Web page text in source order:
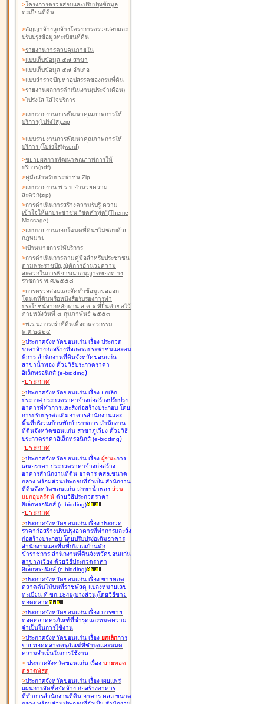
>โครงการตรวจสอบและปรับปรุงข้อมูล
ทะเบียนที่ดิน
>สัญญาจ้างลูกจ้างโครงการตรวจสอบและ
ปรับปรุงข้อมูลทะเบียนที่ดิน
>รายงานการควบคุมภายใน
>แบบเก็บข้อมูล ๕๗ สาขา
>แบบเก็บข้อมูล ๕๗ อำเภอ
>แบบสำรวจปัญหาอุปสรรคของกรมที่ดิน
>รายงานผลการดำเนินงาน(ประจำเดือน)
>โปร่งใส ใส่ใจบริการ
>แบบรายงานการพัฒนาคุณภาพการให้
บริการ(โปร่งใส).zip
>แบบรายงานการพัฒนาคุณภาพการให้
บริการ (โปร่งใส)(word)
>ขยายผลการพัฒนาคุณภาพการให้
บริการ(pdf)
>คู่มือสำหรับประชาชน Zip
>แบบรายงาน พ.ร.บ.อำนวยความ
สะดวก(zip)
>การดำเนินการสร้างความรับรู้ ความ
เข้าใจให้แก่ประชาชน "ชุดคำพูด"(Theme
Massage)
>แบบรายงานออกโฉนดที่ดินฯไม่ชอบด้วย
กฎหมาย
>เป้าหมายการให้บริการ
>การดำเนินการตามคู่มือสำหรับประชาชน
ตามพระราชบัญญัติการอำนวยความ
สะดวกในการพิจารณาอนุญาตของท าง
ราชการ พ.ศ.๒๕๕๘
>การตรวจสอบและจัดทำข้อมูลขอออก
โฉนดที่ดินหรือหนังสือรับรองการทำ
ประโยชน์จากหลักฐาน ส.ค.๑ ที่ยื่นคำขอไว้
ภายหลังวันที่ ๘ กุมภาพันธ์ ๒๕๕๓
>พ.ร.บ.การเช่าที่ดินเพื่อเกษตรกรรม
พ.ศ.๒๕๒๔
>ประกาศจังหวัดขอนแก่น เรื่อง ประกวด
ราคาจ้างก่อสร้างที่จอดรถประชาชนและคน
พิการ สำนักงานที่ดินจังหวัดขอนแก่น
สาขาน้ำพอง ด้วยวิธีประกวดราคา
อิเล็กทรอนิกส์ (e-bidding)
-ประกาศ
>ประกาศจังหวัดขอนแก่น เรื่อง ยกเลิก
ประกาศ ประกวดราคาจ้างก่อสร้างปรับปรุง
อาคารที่ทำการและสิ่งก่อสร้างประกอบ โดย
การปรับปรุงต่อเติมอาคารสำนักงานและ
พื้นที่บริเวณบ้านพักข้าราชการ สำนักงาน
ที่ดินจังหวัดขอนแก่น สาขาภูเวียง ด้วยวิธี
ประกวดราคาอิเล็กทรอนิกส์ (e-bidding)
-ประกาศ
>ประกาศจังหวัดขอนแก่น เรื่อง ผู้ชนะการ
เสนอราคา ประกวดราคาจ้างก่อสร้าง
อาคารสำนักงานที่ดิน อาคาร คสล.ขนาด
กลาง พร้อมส่วนประกอบที่จำเป็น สำนักงาน
ที่ดินจังหวัดขอนแก่น สาขาน้ำพอง ส่วน
แยกอุบลรัตน์ ด้วยวิธีประกวดราคา
อิเล็กทรอนิกส์ (e-bidding)
-ประกาศ
>ประกาศจังหวัดขอนแก่น เรื่อง ประกวด
ราคาก่อสร้างปรับปรุงอาคารที่ทำการและสิ่ง
ก่อสร้างประกอบ โดยปรับปรุง่อเติมอาคาร
สำนักงานและพื้นที่บริเวณบ้านพัก
ข้าราชการ สำนักงานที่ดินจังหวัดขอนแก่น
สาขาภูเวียง ด้วยวิธีประกวดราคา
อิเล็กทรอนิกส์ (e-bidding)
>ประกาศจังหวัดขอนแก่น เรื่อง ขายทอด
ตลาดต้นไม้บนที่ราชพัสดุ แปลงหมายเลข
ทะเบียน ที่ ขก.1849(บางส่วน)โดยวิธีขาย
ทอดตลาด
>ประกาศจังหวัดขอนแก่น เรื่อง การขาย
ทอดตลาดครุภัณฑ์ที่ชำรุดและหมดความ
จำเป็นในการใช้งาน
>ประกาศจังหวัดขอนแก่น เรื่อง ยกเลิกการ
ขายทอดตลาดครุภัณฑ์ที่ชำรุดและหมด
ความจำเป็นในการใช้งาน
> ประกาศจังหวัดขอนแก่น เรื่อง ขายทอด
ตลาดพัสดุ
>ประกาศจังหวัดขอนแก่น เรื่อง เผยแพร่
แผนการจัดซื้อจัดจ้าง ก่อสร้างอาคาร
ที่ทำการสำนักงานที่ดิน อาคาร คสล.ขนาด